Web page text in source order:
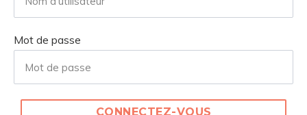
Mot de passe
CONNECTEZ-VOUS